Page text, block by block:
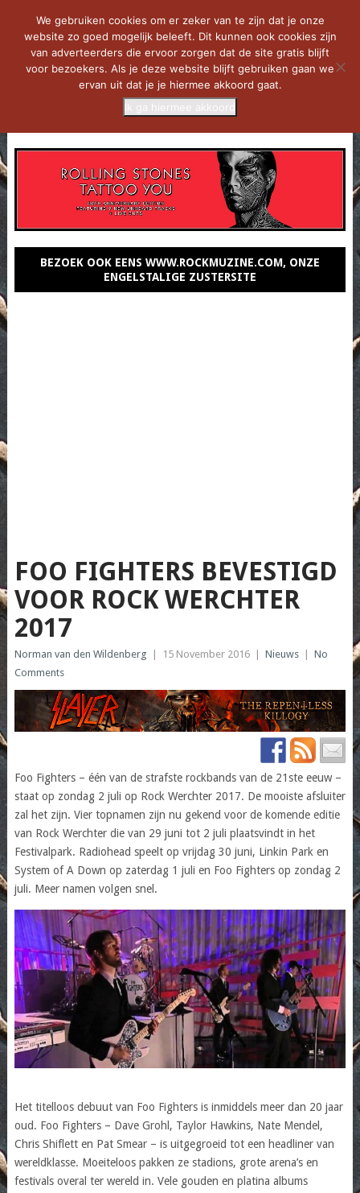
BEZOEK OOK EENS WWW.ROCKMUZINE.COM, ONZE
ENGELSTALIGE ZUSTERSITE
FOO FIGHTERS BEVESTIGD
VOOR ROCK WERCHTER
2017
Norman van den Wildenberg 15 November 2016 Nieuws
No
Comments
Foo Fighters – één van de strafste rockbands van de 21ste eeuw –
staat op zondag 2 juli op Rock Werchter 2017. De mooiste afsluiter
zal het zijn. Vier topnamen zijn nu gekend voor de komende editie
van Rock Werchter die van 29 juni tot 2 juli plaatsvindt in het
Festivalpark. Radiohead speelt op vrijdag 30 juni, Linkin Park en
System of A Down op zaterdag 1 juli en Foo Fighters op zondag 2
juli. Meer namen volgen snel.
Het titelloos debuut van Foo Fighters is inmiddels meer dan 20 jaar
oud. Foo Fighters – Dave Grohl, Taylor Hawkins, Nate Mendel,
Chris Shiflett en Pat Smear – is uitgegroeid tot een headliner van
wereldklasse. Moeiteloos pakken ze stadions, grote arena’s en
festivals overal ter wereld in. Vele gouden en platina albums
We gebruiken cookies om er zeker van te zijn dat je onze
website zo goed mogelijk beleeft. Dit kunnen ook cookies zijn
van adverteerders die ervoor zorgen dat de site gratis blijft
voor bezoekers. Als je deze website blijft gebruiken gaan we
ervan uit dat je je hiermee akkoord gaat.
Ik ga hiermee akkoord